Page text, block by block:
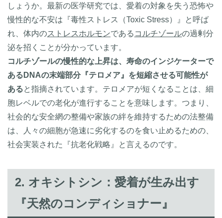
しょうか。最新の医学研究では、愛着の対象を失う恐怖や
慢性的な不安は『毒性ストレス（Toxic Stress）』と呼ば
れ、体内のストレスホルモンである コルチゾールの過剰分
泌を招くことが分かっています。
コルチゾールの慢性的な上昇は、寿命のインジケーターで
あるDNAの末端部分『テロメア』を短縮させる可能性が
あると指摘されています。テロメアが短くなることは、細
胞レベルでの老化が進行することを意味します。つまり、
社会的な安全網の整備や家族の絆を維持するための法整備
は、人々の細胞が急速に劣化するのを食い止めるための、
社会実装された『抗老化戦略』と言えるのです。
2. オキシトシン：愛着が生み出す
『天然のコンディショナー』